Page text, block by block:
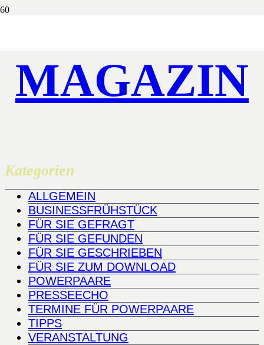
MAGAZIN
Kategorien
ALLGEMEIN
BUSINESSFRÜHSTÜCK
FÜR SIE GEFRAGT
FÜR SIE GEFUNDEN
FÜR SIE GESCHRIEBEN
FÜR SIE ZUM DOWNLOAD
POWERPAARE
PRESSEECHO
TERMINE FÜR POWERPAARE
TIPPS
VERANSTALTUNG